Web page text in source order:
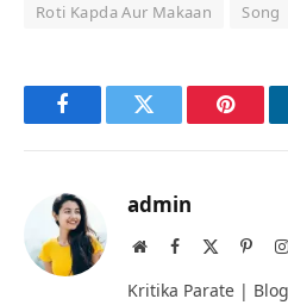
Roti Kapda Aur Makaan
Song
FacebookTwitter
admin
WebsiteFacebook
Kritika Parate |